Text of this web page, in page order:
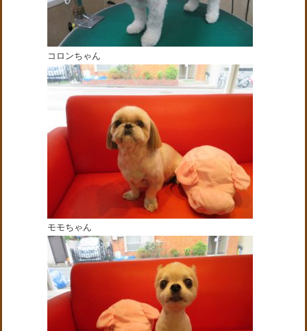
コロンちゃん
モモちゃん